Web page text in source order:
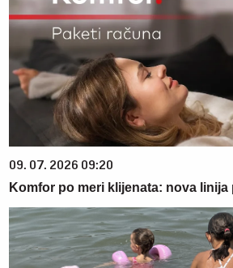
09. 07. 2026 09:20
Komfor po meri klijenata: nova linija